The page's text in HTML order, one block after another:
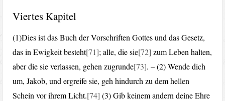
Viertes Kapitel
(1)Dies ist das Buch der Vorschriften Gottes und das Gesetz,
das in Ewigkeit besteht[71]; alle, die sie[72] zum Leben halten,
aber die sie verlassen, gehen zugrunde[73]. – (2) Wende dich
um, Jakob, und ergreife sie, geh hindurch zu dem hellen
Schein vor ihrem Licht.[74] (3) Gib keinem andern deine Ehre